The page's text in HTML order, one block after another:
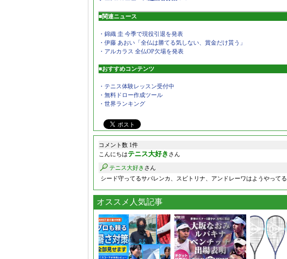
■関連ニュース
・錦織 圭 今季で現役引退を発表
・伊藤 あおい「全仏は勝てる気しない、賞金だけ貰う」
・アルカラス 全仏OP欠場を発表
■おすすめコンテンツ
・テニス体験レッスン受付中
・無料ドロー作成ツール
・世界ランキング
コメント数 1件
こんにちはテニス大好き さん
テニス大好き さん
シード守ってるサバレンカ、スビトリナ、アンドレーワはようやってる
オススメ人気記事